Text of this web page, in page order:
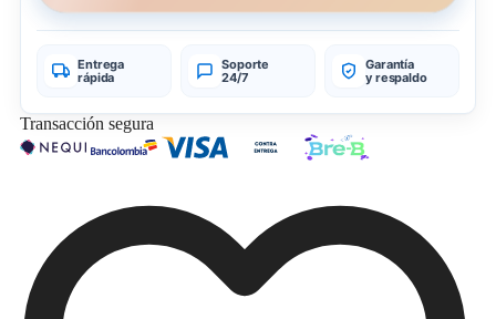
Entrega
rápida
Soporte
24/7
Garantía
y respaldo
Transacción segura